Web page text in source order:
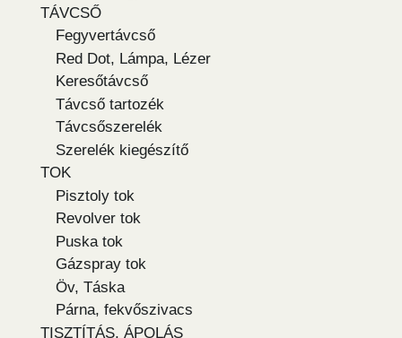
TÁVCSŐ
Fegyvertávcső
Red Dot, Lámpa, Lézer
Keresőtávcső
Távcső tartozék
Távcsőszerelék
Szerelék kiegészítő
TOK
Pisztoly tok
Revolver tok
Puska tok
Gázspray tok
Öv, Táska
Párna, fekvőszivacs
TISZTÍTÁS, ÁPOLÁS